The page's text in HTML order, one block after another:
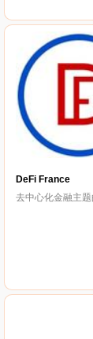
DeFi France
去中心化金融主题